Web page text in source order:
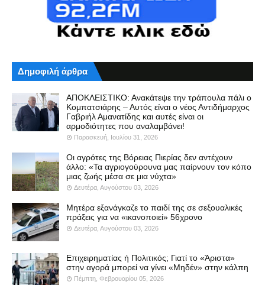
Δημοφιλή άρθρα
ΑΠΟΚΛΕΙΣΤΙΚΟ: Ανακάτεψε την τράπουλα πάλι ο
Κομπατσιάρης – Αυτός είναι ο νέος Αντιδήμαρχος
Γαβριήλ Αμανατίδης και αυτές είναι οι
αρμοδιότητες που αναλαμβάνει!
Παρασκευή, Ιουλίου 31, 2026
Οι αγρότες της Βόρειας Πιερίας δεν αντέχουν
άλλο: «Τα αγριογούρουνα μας παίρνουν τον κόπο
μιας ζωής μέσα σε μια νύχτα»
Δευτέρα, Αυγούστου 03, 2026
Μητέρα εξανάγκαζε το παιδί της σε σεξουαλικές
πράξεις για να «ικανοποιεί» 56χρονο
Δευτέρα, Αυγούστου 03, 2026
Επιχειρηματίας ή Πολιτικός; Γιατί το «Άριστα»
στην αγορά μπορεί να γίνει «Μηδέν» στην κάλπη
Πέμπτη, Φεβρουαρίου 05, 2026